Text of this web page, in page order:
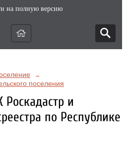
на полную версию
→
поселения
и
по Республике